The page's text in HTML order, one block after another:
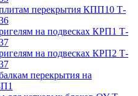
перекрытия КПП10 Т-
на подвесках КРП1 Т-
на подвесках КРП2 Т-
перекрытия на